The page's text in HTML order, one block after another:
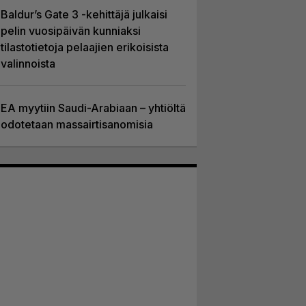
Baldur’s Gate 3 -kehittäjä julkaisi
pelin vuosipäivän kunniaksi
tilastotietoja pelaajien erikoisista
valinnoista
EA myytiin Saudi-Arabiaan – yhtiöltä
odotetaan massairtisanomisia